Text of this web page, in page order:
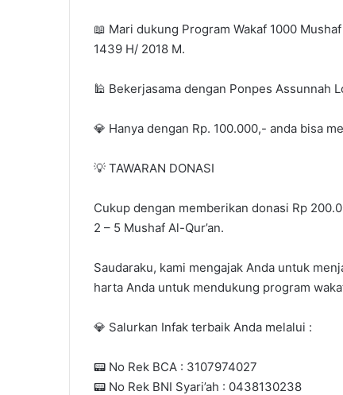
📖 Mari dukung Program Wakaf 1000
1439 H/ 2018 M.
🕌 Bekerjasama dengan Ponpes Assunnah
💎 Hanya dengan Rp. 100.000,- anda bisa
💡 TAWARAN DONASI
Cukup dengan memberikan donasi Rp
2 – 5 Mushaf Al-Qur’an.
Saudaraku, kami mengajak Anda untuk
harta Anda untuk mendukung program
💎 Salurkan Infak terbaik Anda melalui :
📟 No Rek BCA : 3107974027
📟 No Rek BNI Syari’ah : 0438130238